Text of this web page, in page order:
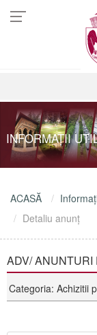
INFORMAŢII
ACASĂ
Detaliu anunţ
ADV/ ANUNTURI
Categoria: Achizitii